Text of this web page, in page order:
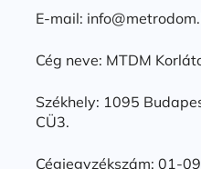
E-mail:
Cég neve: MTDM
Székhely: 1095
CÜ3.
Cégjegyzékszám: 01-